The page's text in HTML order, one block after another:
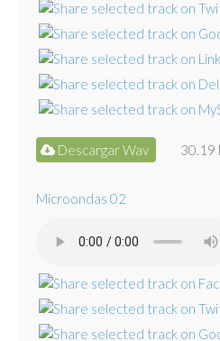
Descargar Wav 30.19
Microondas 02